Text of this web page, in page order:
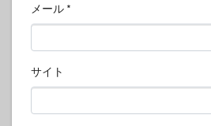
メール *
サイト